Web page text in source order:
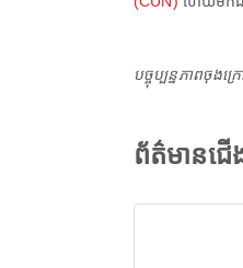
បច្ចុប្បន្នភាពចុងក្
ព័ត៌មានជ